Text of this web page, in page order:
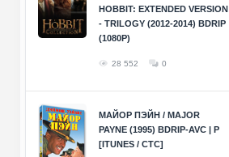
HOBBIT: EXTENDED VERSION
- TRILOGY (2012-2014) BDRIP
(1080P)
28 552 0
МАЙОР ПЭЙН / MAJOR
PAYNE (1995) BDRIP-AVC | P
[ITUNES / СТС]